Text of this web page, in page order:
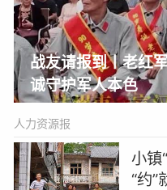
战友请报到丨老红
诚守护军人本色
人力资源报
小镇
“约